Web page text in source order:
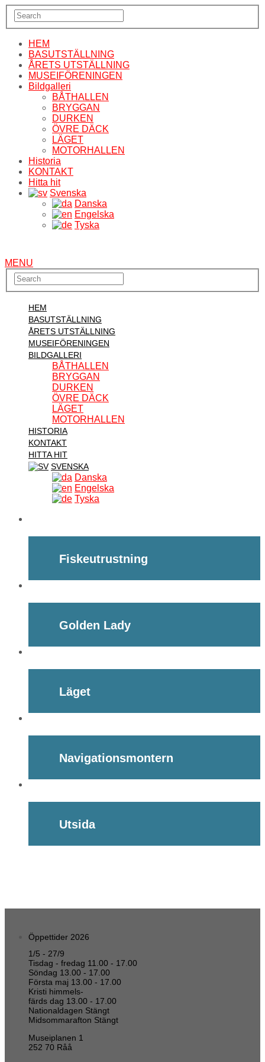
HEM
BASUTSTÄLLNING
ÅRETS UTSTÄLLNING
MUSEIFÖRENINGEN
Bildgalleri
BÅTHALLEN
BRYGGAN
DURKEN
ÖVRE DÄCK
LÄGET
MOTORHALLEN
Historia
KONTAKT
Hitta hit
Svenska
Danska
Engelska
Tyska
MENU
HEM
BASUTSTÄLLNING
ÅRETS UTSTÄLLNING
MUSEIFÖRENINGEN
BILDGALLERI
BÅTHALLEN
BRYGGAN
DURKEN
ÖVRE DÄCK
LÄGET
MOTORHALLEN
HISTORIA
KONTAKT
HITTA HIT
SVENSKA
Danska
Engelska
Tyska
Fiskeutrustning
Golden Lady
Läget
Navigationsmontern
Utsida
Öppettider 2026
1/5 - 27/9
Tisdag - fredag 11.00 - 17.00
Söndag 13.00 - 17.00
Första maj 13.00 - 17.00
Kristi himmels-
färds dag 13.00 - 17.00
Nationaldagen Stängt
Midsommarafton Stängt
Museiplanen 1
252 70 Råå